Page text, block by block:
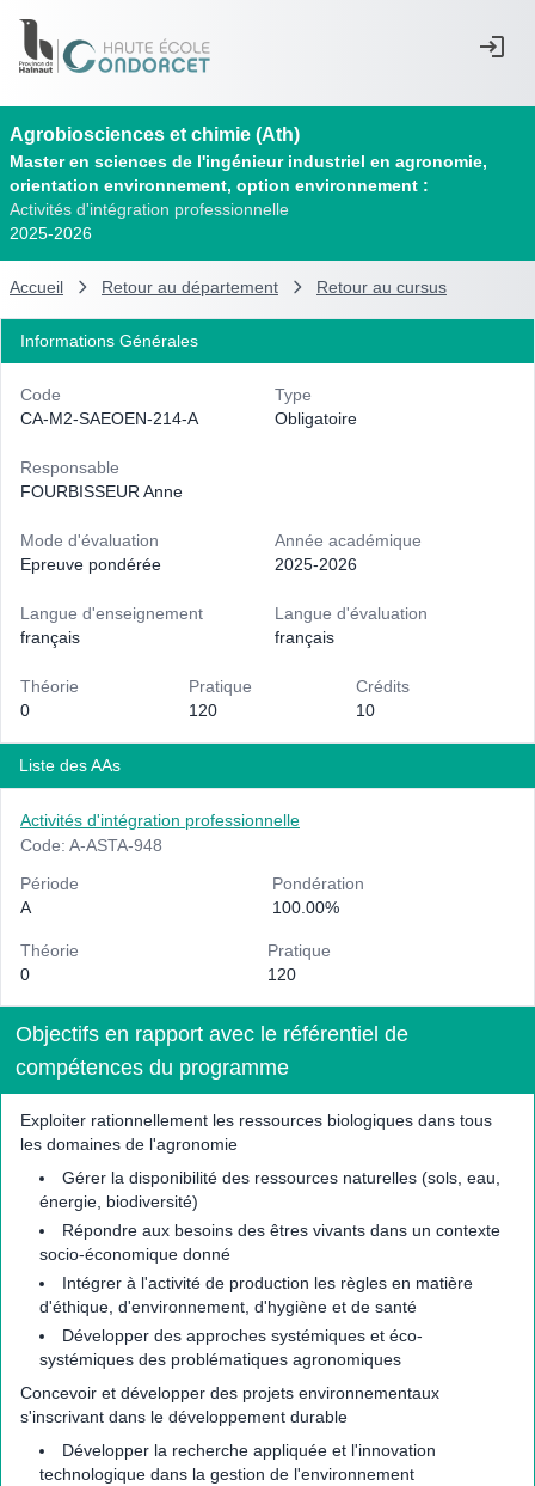
Agrobiosciences et chimie (Ath)
Master en sciences de l'ingénieur industriel en agronomie,
orientation environnement, option environnement :
Activités d'intégration professionnelle
2025-2026
Accueil Retour au département Retour au cursus
Informations Générales
Code
CA-M2-SAEOEN-214-A
Type
Obligatoire
Responsable
FOURBISSEUR Anne
Mode d'évaluation
Epreuve pondérée
Année académique
2025-2026
Langue d'enseignement
français
Langue d'évaluation
français
Théorie
0
Pratique
120
Crédits
10
Liste des AAs
Activités d'intégration professionnelle
Code: A-ASTA-948
Période
A
Pondération
100.00%
Théorie
0
Pratique
120
Objectifs en rapport avec le référentiel de
compétences du programme
Exploiter rationnellement les ressources biologiques dans tous
les domaines de l'agronomie
Gérer la disponibilité des ressources naturelles (sols, eau,
énergie, biodiversité)
Répondre aux besoins des êtres vivants dans un contexte
socio-économique donné
Intégrer à l'activité de production les règles en matière
d'éthique, d'environnement, d'hygiène et de santé
Développer des approches systémiques et éco-
systémiques des problématiques agronomiques
Concevoir et développer des projets environnementaux
s'inscrivant dans le développement durable
Développer la recherche appliquée et l'innovation
technologique dans la gestion de l'environnement